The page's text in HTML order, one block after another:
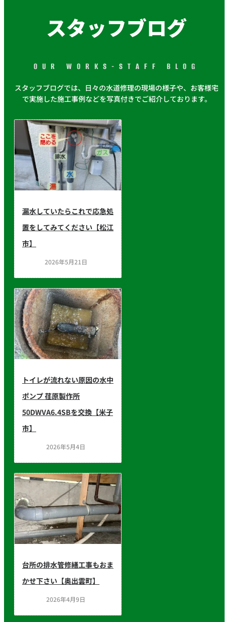
スタッフブログ
OUR WORKS-STAFF BLOG
スタッフブログでは、日々の水道修理の現場の様子や、お客様宅
で実施した施工事例などを写真付きでご紹介しております。
漏水していたらこれで応急処
置をしてみてください【松江
市】
2026年5月21日
トイレが流れない原因の水中
ポンプ 荏原製作所
50DWVA6.4SBを交換【米子
市】
2026年5月4日
台所の排水管修繕工事もおま
かせ下さい【奥出雲町】
2026年4月9日